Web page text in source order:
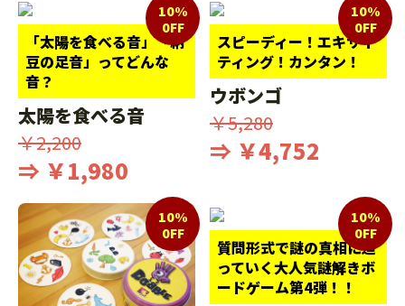
「太陽を食べる音」「納
豆の足音」ってどんな
音？
10%
0FF
太陽を食べる音
￥2,200
⇒ ￥1,980
スピーディー！エキサイ
ティング！カンタン！
10%
0FF
ウボンゴ
￥5,280
⇒ ￥4,752
10%
0FF
質問形式で謎の真相に迫
っていく大人気謎解きボ
ードゲーム第4弾！！
10%
0FF